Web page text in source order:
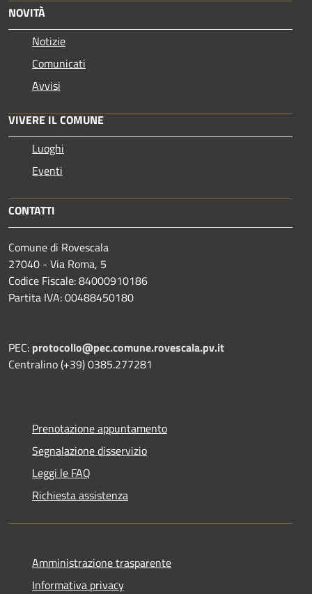
NOVITÀ
Notizie
Comunicati
Avvisi
VIVERE IL COMUNE
Luoghi
Eventi
CONTATTI
Comune di Rovescala
27040 - Via Roma, 5
Codice Fiscale: 84000910186
Partita IVA: 00488450180
PEC: protocollo@pec.comune.rovescala.pv.it
Centralino (+39) 0385.277281
Prenotazione appuntamento
Segnalazione disservizio
Leggi le FAQ
Richiesta assistenza
Amministrazione trasparente
Informativa privacy